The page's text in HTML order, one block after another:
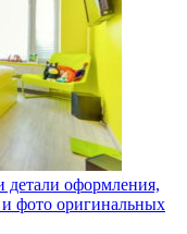
детали оформления,
фото оригинальных